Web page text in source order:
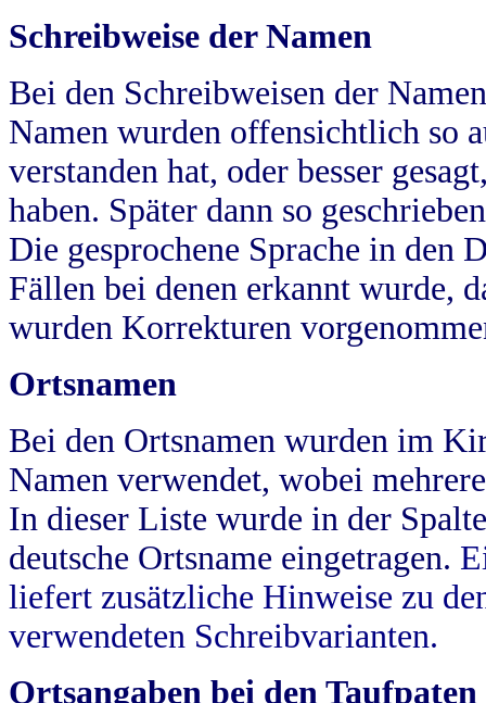
Schreibweise der Namen
Bei den Schreibweisen der
Namen wurden offensichtlich so
verstanden hat, oder besser
haben. Später dann so
Die gesprochene Sprache in
Fällen bei denen erkannt wurde,
wurden Korrekturen
Ortsnamen
Bei den Ortsnamen wurden im
Namen verwendet, wobei
In dieser Liste wurde in der
deutsche Ortsname eingetragen.
liefert zusätzliche Hinweise zu
verwendeten Schreibvarianten.
Ortsangaben bei den Taufpaten